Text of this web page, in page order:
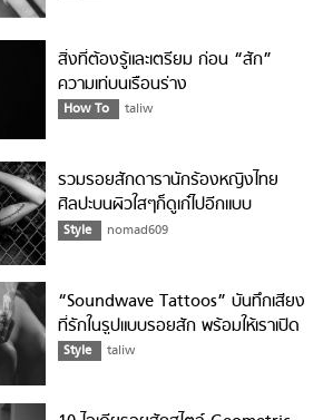
สิ่งที่ต้องรู้และเตรียม ก่อน “สัก”
ความเท่บนเรือนร่าง
How To taliw
รวมรอยสักดารานักร้องหญิงไทย
ศิลปะบนผิวใสๆก็ดูเก๋ไปอีกแบบ
Style nomad609
“Soundwave Tattoos” บันทึกเสียง
ที่รักในรูปแบบรอยสัก พร้อมให้เราเปิด
ฟังยามคิดถึง
Style taliw